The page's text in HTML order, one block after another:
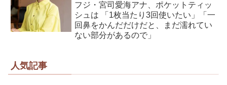
フジ・宮司愛海アナ、ポケットティッ
シュは 「1枚当たり3回使いたい」「一
回鼻をかんだだけだと、まだ濡れてい
ない部分があるので」
人気記事